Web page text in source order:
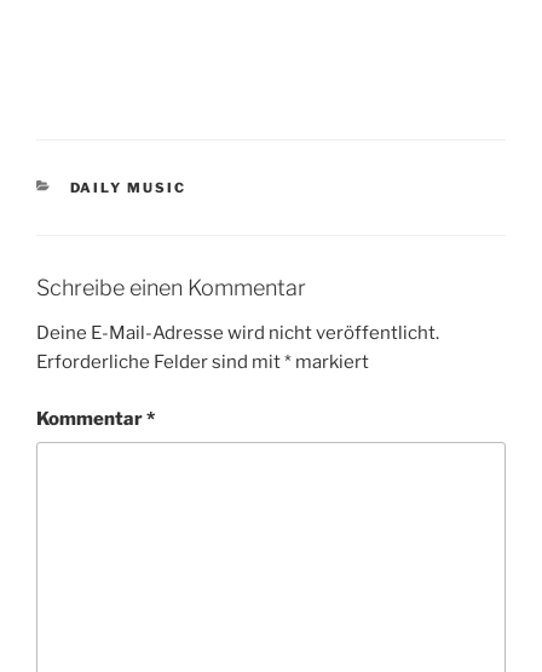
KATEGORIEN
DAILY MUSIC
Schreibe einen Kommentar
Deine E-Mail-Adresse wird nicht veröffentlicht.
Erforderliche Felder sind mit* markiert
Kommentar*